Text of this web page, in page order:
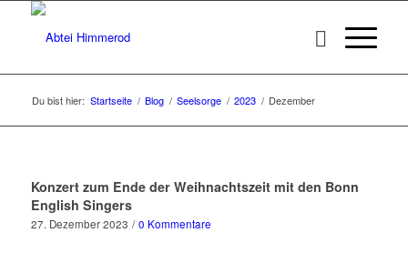
Du bist hier: Startseite / Blog / Seelsorge / 2023 / Dezember
Konzert zum Ende der Weihnachtszeit mit den Bonn
English Singers
27. Dezember 2023 / 0 Kommentare